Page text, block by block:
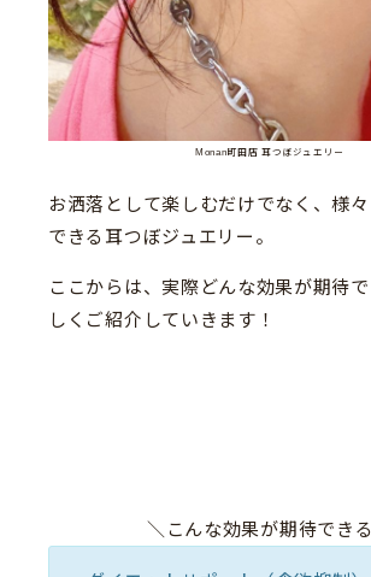
Monan町田店 耳つぼジュエリー
お洒落として楽しむだけでなく、様
できる耳つぼジュエリー。
ここからは、実際どんな効果が期待
しくご紹介していきます！
＼こんな効果が期待でき